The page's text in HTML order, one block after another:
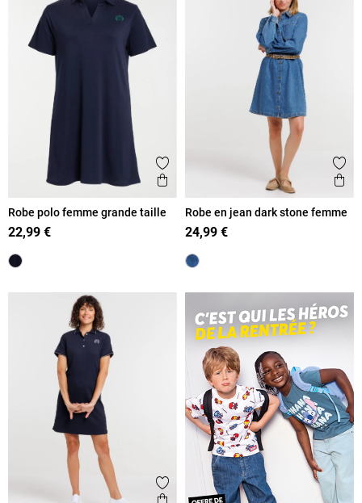
Ajouter aux favoris
Aperçu rapide
Robe polo femme grande taille
22,99 €
Robe en jean dark stone femme
24,99 €
Ajouter aux favoris